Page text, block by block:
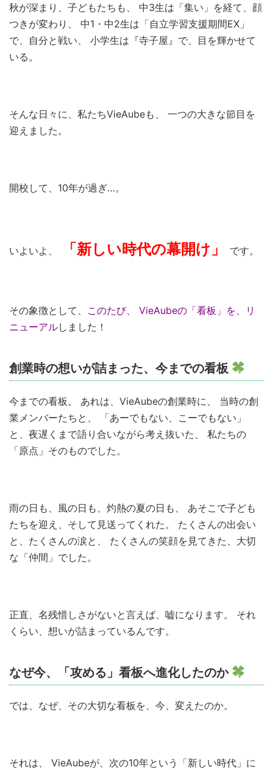
秋が深まり、子どもたちも、 中3生は「集い」を経て、顔
つきが変わり、 中1・中2生は「自立学習支援期間EX」
で、自分と戦い、 小学生は『寺子屋』で、目を輝かせて
いる。
そんな日々に、私たちVieAubeも、 一つの大きな節目を
迎えました。
開校して、10年が過ぎ…。
いよいよ、 「新しい時代の幕開け」 です。
その象徴として、 このたび、 VieAubeの「看板」を、リ
ニューアルしました！
創業時の想いが詰まった、今までの看板
今までの看板。 あれは、VieAubeの創業時に、 当時の創
業メンバーたちと、 「あーでもない、こーでもない」
と、夜遅くまで語り合いながら考え抜いた、 私たちの
「原点」そのものでした。
雨の日も、風の日も、灼熱の夏の日も、 あそこで子ども
たちを迎え、そして見送ってくれた。 たくさんの出会い
と、たくさんの涙と、 たくさんの笑顔を見てきた、大切
な「仲間」でした。
正直、名残惜しさがないと言えば、嘘になります。 それ
くらい、想いが詰まっているんです。
なぜ今、「攻める」看板へ進化したのか
では、なぜ、その大切な看板を、今、変えたのか。
それは、 VieAubeが、次の10年という「新しい時代」に